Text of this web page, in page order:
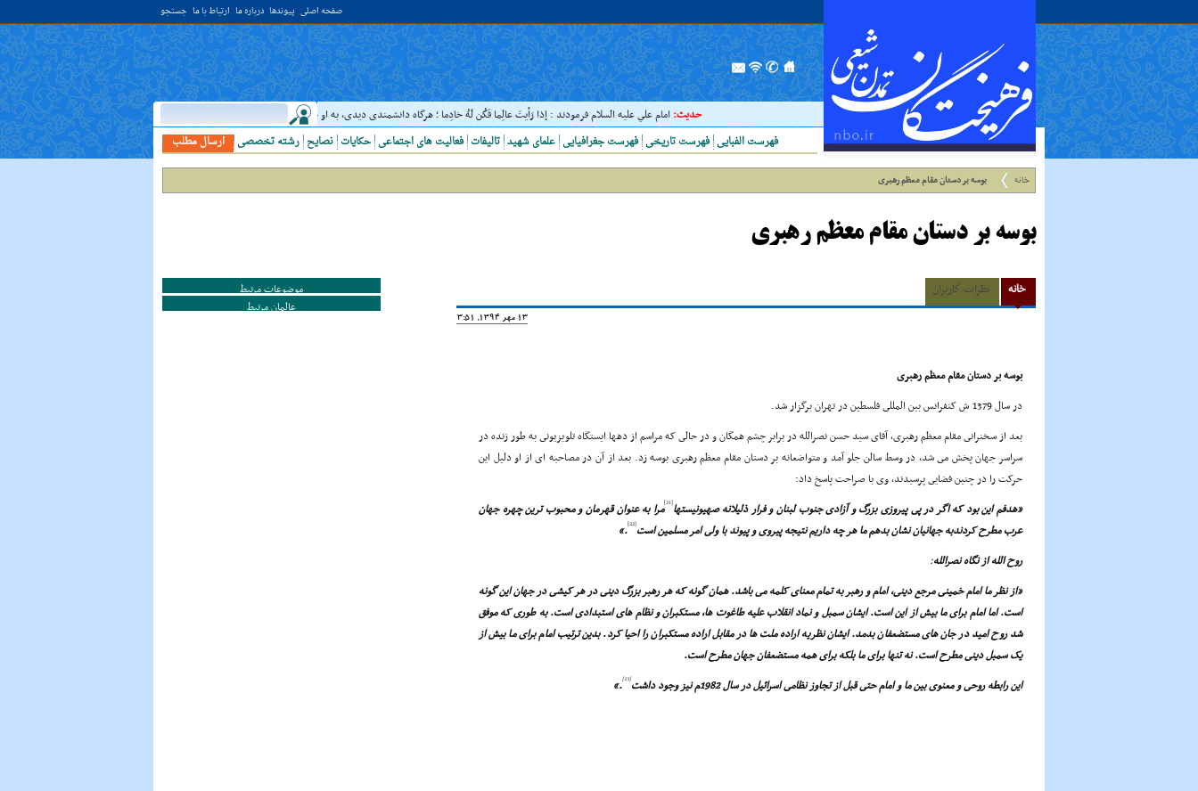
صفحه اصلی پیوندها درباره ما ارتباط با ما جستجو
حدیث:امام علي عليه السلام فرمودند : إذا رَأيتَ عالِما فَکُن لَهُ خادِما ؛ هرگاه دانشمندى ديدى، به او خدمت کن. ( غررالحکم ح ۴۰۴۴ ) حدیث:امام علي (عليه السلام)
ارسال مطلب
رشته تخصصی نصایح حکایات فعالیت های اجتماعی تالیفات علمای شهید فهرست جغرافیایی فهرست تاریخی فهرست الفبایی
خانه بوسه بر دستان مقام معظم رهبرى
بوسه بر دستان مقام معظم رهبرى
خانه نظرات کاربران
13 مهر 1394, 13:51
بوسه بر دستان مقام معظم رهبرى
در سال 1379 ش کنفرانس بین المللى فلسطین در تهران برگزار شد.
بعد از سخنرانى مقام معظم رهبرى، آقاى سید حسن نصرالله در برابر چشم همگان و در حالى که مراسم از دهها ایستگاه تلویزیونى به طور زنده در
سراسر جهان پخش مى شد، در وسط سالن جلو آمد و متواضعانه بر دستان مقام معظم رهبرى بوسه زد. بعد از آن در مصاحبه اى از او دلیل این
حرکت را در چنین فضایى پرسیدند، وى با صراحت پاسخ داد:
«هدفم این بود که اگر در پى پیروزى بزرگ و آزادى جنوب لبنان و فرار ذلیلانه صهیونیستها[21]
مرا به عنوان قهرمان و محبوب ترین چهره جهان
عرب مطرح کردندبه جهانیان نشان بدهم ما هر چه داریم نتیجه پیروى و پیوند با ولى امر مسلمین است[22]
.»
روح الله از نگاه نصرالله:
«از نظر ما امام خمینى مرجع دینى، امام و رهبر به تمام معناى کلمه مى باشد. همان گونه که هر رهبر بزرگ دینى در هر کیشى در جهان این گونه
است. اما امام براى ما بیش از این است. ایشان سمبل و نماد انقلاب علیه طاغوت ها، مستکبران و نظام هاى استبدادى است. به طورى که موفق
شد روح امید در جان هاى مستضعفان بدمد. ایشان نظریه اراده ملت ها در مقابل اراده مستکبران را احیا کرد. بدین ترتیب امام براى ما بیش از
یک سمبل دینى مطرح است. نه تنها براى ما بلکه براى همه مستضعفان جهان مطرح است.
این رابطه روحى و معنوى بین ما و امام حتى قبل از تجاوز نظامى اسرائیل در سال 1982م نیز وجود داشت
[23]
.»
موضوعات مرتبط
عالمان مرتبط